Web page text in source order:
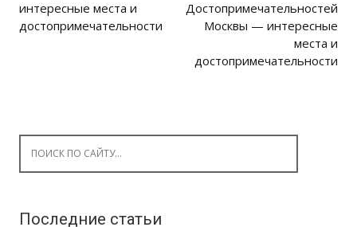
интересные места и
достопримечательности
Достопримечательностей
Москвы — интересные
места и
достопримечательности
Последние статьи